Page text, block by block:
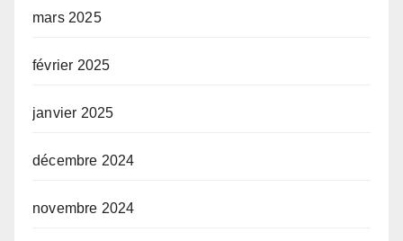
mars 2025
février 2025
janvier 2025
décembre 2024
novembre 2024